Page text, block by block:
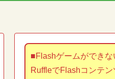
■Flashゲームができな
RuffleでFlashコンテン